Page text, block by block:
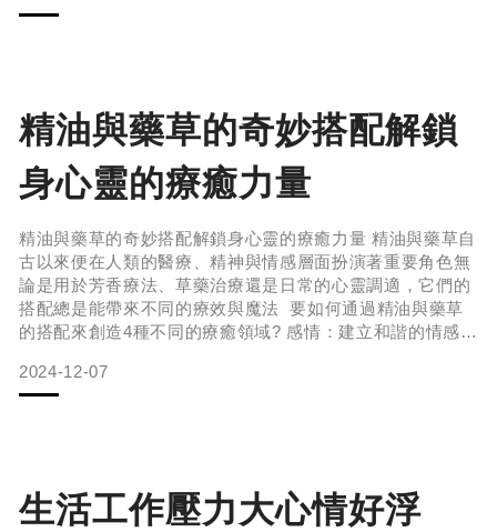
激發靈感的重要工具。所以火象、風象、水象與土象這四大
精油與藥草的奇妙搭配解鎖
身心靈的療癒力量
精油與藥草的奇妙搭配解鎖身心靈的療癒力量 精油與藥草自
古以來便在人類的醫療、精神與情感層面扮演著重要角色無
論是用於芳香療法、草藥治療還是日常的心靈調適，它們的
搭配總是能帶來不同的療效與魔法 要如何通過精油與藥草
的搭配來創造4種不同的療癒領域? 感情：建立和諧的情感關
與接納的能量。精油與藥草的搭配在這方面具有深刻的效
果。常見的搭配包括：薰衣草精油 + 玫瑰花瓣：薰衣草精油
2024-12-07
生活工作壓力大心情好浮